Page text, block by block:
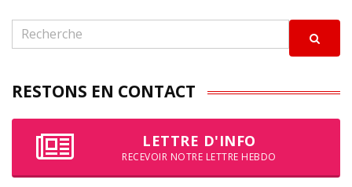
RESTONS EN CONTACT
LETTRE D'INFO
RECEVOIR NOTRE LETTRE HEBDO